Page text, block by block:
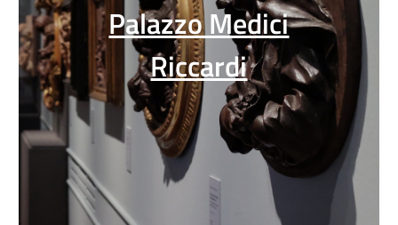
Palazzo Medici
Riccardi